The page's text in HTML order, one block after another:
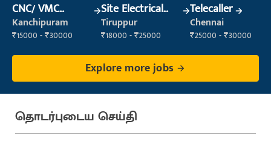
CNC/ VMC
Operator
Kanchipuram
₹15000 - ₹30000
Site Electrical
Engineer
Tiruppur
₹18000 - ₹25000
Telecaller
Chennai
₹25000 - ₹30000
Explore more jobs
தொடர்புடைய செய்தி